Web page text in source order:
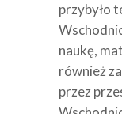
przybyło
naukę,
również
przez